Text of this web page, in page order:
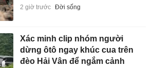
2 giờ trước Đời sống
Xác minh clip nhóm người
dừng ôtô ngay khúc cua trên
đèo Hải Vân để ngắm cảnh